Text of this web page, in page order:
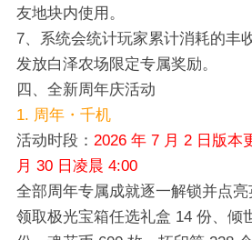
友地块内使用。
7、系统会统计玩家累计消耗的丰
发放白泽农场限定专属奖励。
四、全新周年庆活动
1. 周年・千机
活动时段： 2026 年 7 月 2 日版
月 30 日凌晨 4:00
全部周年专属成就逐一解锁并点
领取极光宝箱任选礼盒 14 份、倾